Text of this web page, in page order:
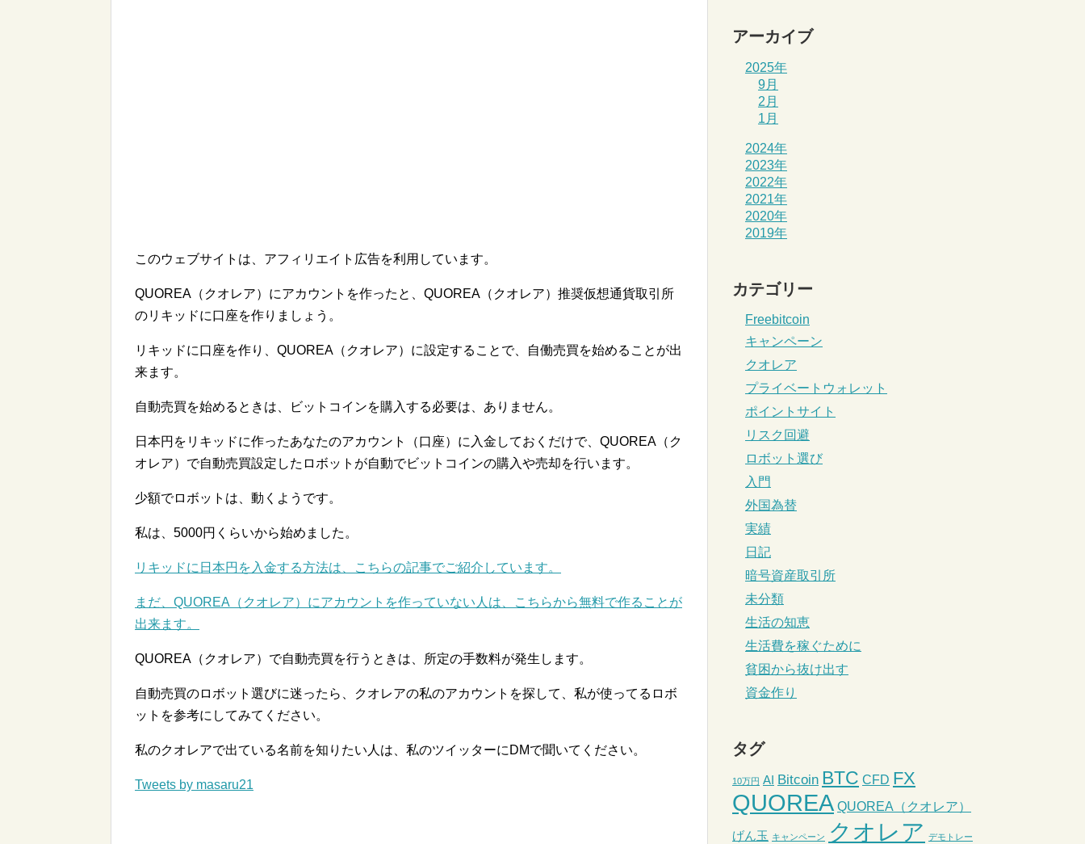
このウェブサイトは、アフィリエイト広告を利用しています。
QUOREA（クオレア）にアカウントを作ったと、QUOREA（クオレア）推奨仮想通貨取引所
のリキッドに口座を作りましょう。
リキッドに口座を作り、QUOREA（クオレア）に設定することで、自働売買を始めることが出
来ます。
自動売買を始めるときは、ビットコインを購入する必要は、ありません。
日本円をリキッドに作ったあなたのアカウント（口座）に入金しておくだけで、QUOREA（ク
オレア）で自動売買設定したロボットが自動でビットコインの購入や売却を行います。
少額でロボットは、動くようです。
私は、5000円くらいから始めました。
リキッドに日本円を入金する方法は、こちらの記事でご紹介しています。
まだ、QUOREA（クオレア）にアカウントを作っていない人は、こちらから無料で作ることが
出来ます。
QUOREA（クオレア）で自動売買を行うときは、所定の手数料が発生します。
自動売買のロボット選びに迷ったら、クオレアの私のアカウントを探して、私が使ってるロボ
ットを参考にしてみてください。
私のクオレアで出ている名前を知りたい人は、私のツイッターにDMで聞いてください。
Tweets by masaru21
アーカイブ
2025年
9月
2月
1月
2024年
2023年
2022年
2021年
2020年
2019年
カテゴリー
Freebitcoin
キャンペーン
クオレア
プライベートウォレット
ポイントサイト
リスク回避
ロボット選び
入門
外国為替
実績
日記
暗号資産取引所
未分類
生活の知恵
生活費を稼ぐために
貧困から抜け出す
資金作り
タグ
10万円 AI Bitcoin BTC CFD FX
QUOREA QUOREA（クオレア）
げん玉 キャンペーン クオレア デモトレー